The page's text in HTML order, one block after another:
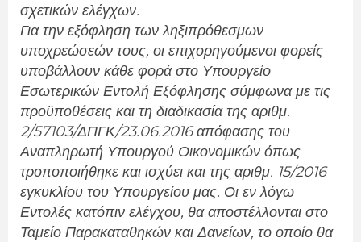
σχετικών ελέγχων.
Για την εξόφληση των ληξιπρόθεσμων
υποχρεώσεών τους, οι επιχορηγούμενοι φορείς
υποβάλλουν κάθε φορά στο Υπουργείο
Εσωτερικών Εντολή Εξόφλησης σύμφωνα με τις
προϋποθέσεις και τη διαδικασία της αριθμ.
2/57103/ΔΠΓΚ/23.06.2016 απόφασης του
Αναπληρωτή Υπουργού Οικονομικών όπως
τροποποιήθηκε και ισχύει και της αριθμ. 15/2016
εγκυκλίου του Υπουργείου μας. Οι εν λόγω
Εντολές κατόπιν ελέγχου, θα αποστέλλονται στο
Ταμείο Παρακαταθηκών και Δανείων, το οποίο θα